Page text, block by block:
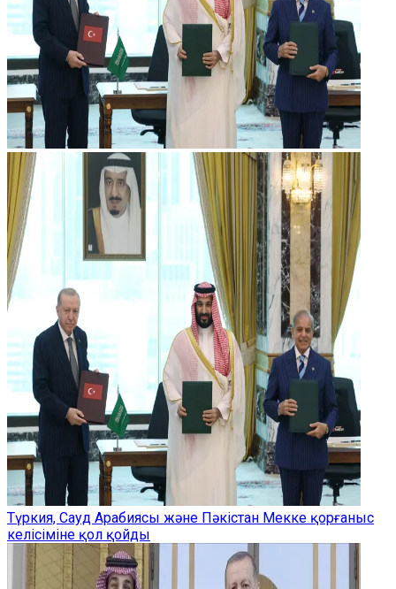
Түркия, Сауд Арабиясы және Пәкістан Мекке қорғаныс
келісіміне қол қойды